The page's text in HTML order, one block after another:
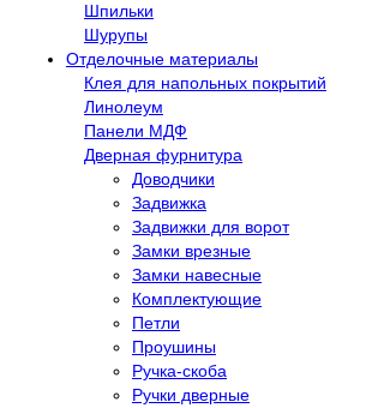
Шпильки
Шурупы
Отделочные материалы
Клея для напольных покрытий
Линолеум
Панели МДФ
Дверная фурнитура
Доводчики
Задвижка
Задвижки для ворот
Замки врезные
Замки навесные
Комплектующие
Петли
Проушины
Ручка-скоба
Ручки дверные